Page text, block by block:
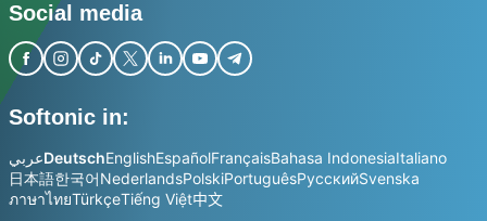
Social media
Softonic in:
عربيDeutschEnglishEspañolFrançaisBahasa IndonesiaItaliano
日本語한국어NederlandsPolskiPortuguêsРусскийSvenska
ภาษาไทยTürkçeTiếng Việt中文